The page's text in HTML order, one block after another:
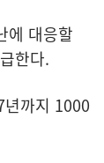
에 대응할
한다.
까지 1000